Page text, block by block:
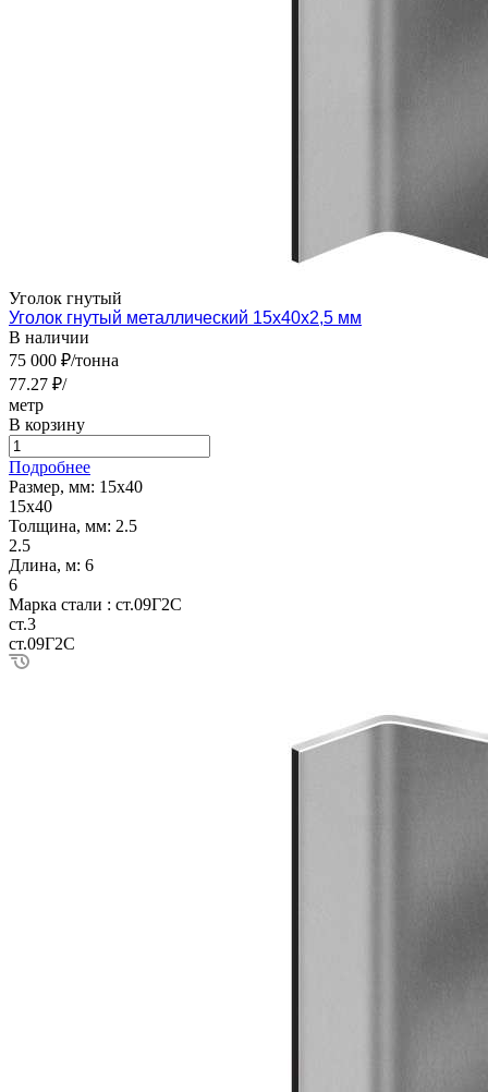
Уголок гнутый
Уголок гнутый металлический 15х40х2,5 мм
В наличии
75 000 ₽/тонна
77.27 ₽/
метр
В корзину
Подробнее
Размер, мм: 15х40
15х40
Толщина, мм: 2.5
2.5
Длина, м: 6
6
Марка стали : ст.09Г2С
ст.3
ст.09Г2С